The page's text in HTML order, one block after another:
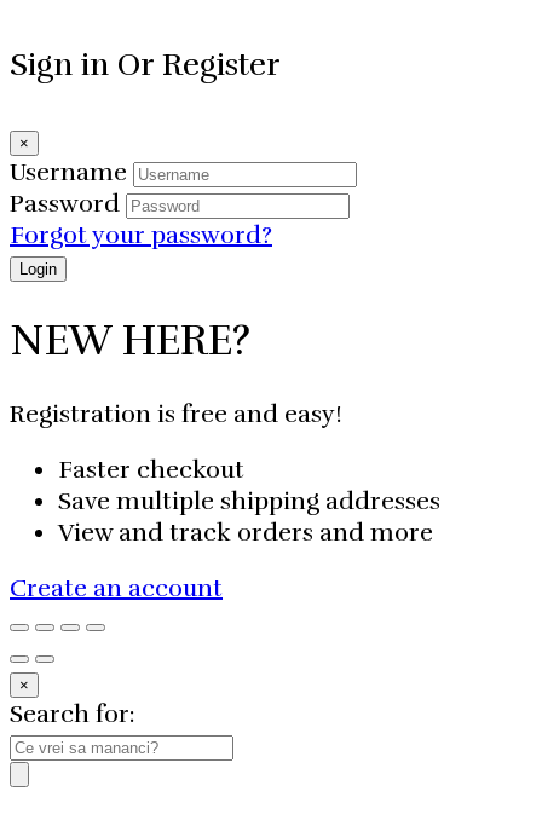
Sign in Or Register
×
Username
Password
Forgot your password?
NEW HERE?
Registration is free and easy!
Faster checkout
Save multiple shipping addresses
View and track orders and more
Create an account
×
Search for: